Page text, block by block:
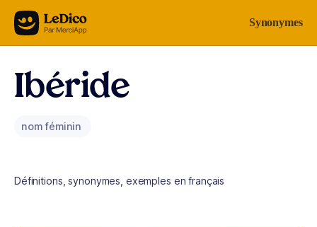
Aller au contenu Synonymes
Ibéride
nom féminin
Définitions, synonymes, exemples en français